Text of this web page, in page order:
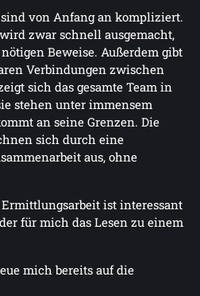
von Anfang an kompliziert.
zwar schnell ausgemacht,
Beweise. Außerdem gibt
Verbindungen zwischen
sich das gesamte Team in
stehen unter immensem
an seine Grenzen. Die
sich durch eine
aus, ohne
ist interessant
für mich das Lesen zu einem
mich bereits auf die